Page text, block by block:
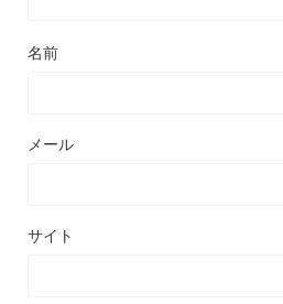
名前
メール
サイト